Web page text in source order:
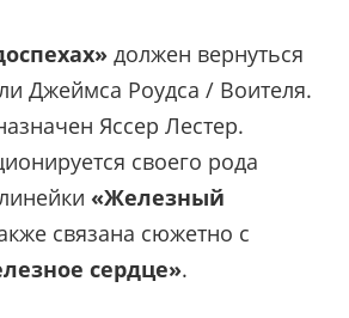
должен вернуться
Джеймса Роудса / Воителя.
Яссер Лестер.
своего рода
«Железный
связана сюжетно с
сердце».